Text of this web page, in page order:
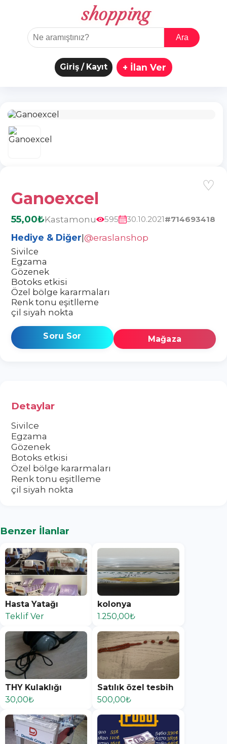
shopping
Ara
Giriş / Kayıt + İlan Ver
Ganoexcel
♡
55,00₺Kastamonu 595 30.10.2021#714693418
Hediye & Diğer|@eraslanshop
Sivilce
Egzama
Gözenek
Botoks etkisi
Özel bölge kararmaları
Renk tonu eşitlleme
çil siyah nokta
Soru Sor Mağaza
Detaylar
Sivilce
Egzama
Gözenek
Botoks etkisi
Özel bölge kararmaları
Renk tonu eşitlleme
çil siyah nokta
Benzer İlanlar
Hasta Yatağı
Teklif Ver
kolonya
1.250,00₺
THY Kulaklığı
30,00₺
Satılık özel tesbih
500,00₺